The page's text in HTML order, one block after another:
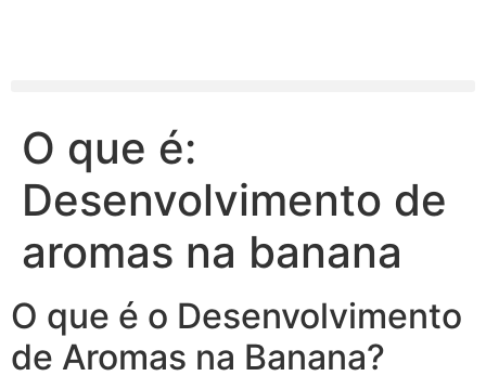
O que é:
Desenvolvimento de
aromas na banana
O que é o Desenvolvimento
de Aromas na Banana?